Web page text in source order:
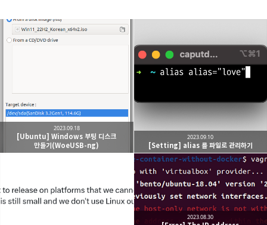
네트워크 관점에서의 클라우드 컴퓨팅을 공부하는
구독하기
트위터
네이버 블로그
[Ubuntu] Windows 부팅 디스크
만들기(WoeUSB-ng)
2023.09.18
[Setting] alias 를 파일로 관리하기
2023.09.10
2023.08.30